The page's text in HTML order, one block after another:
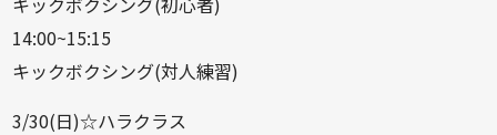
14:00~15:15
キックボクシング(対人練習)
3/30(日)☆ハラクラス